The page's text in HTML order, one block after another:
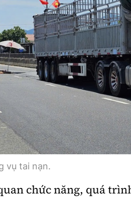
Showbiz
Điện ảnh
Âm nhạc
Đi ++
Khám phá
Lối sống
Ẩm thực
vụ tai nạn.
chức năng, quá